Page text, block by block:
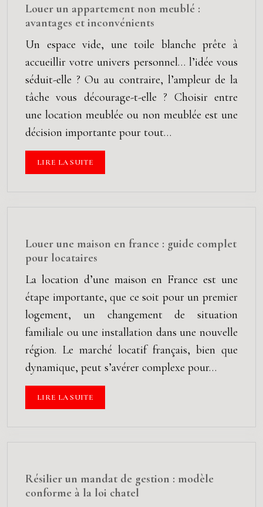
Louer un appartement non meublé :
avantages et inconvénients
Un espace vide, une toile blanche prête à
accueillir votre univers personnel… l’idée vous
séduit-elle ? Ou au contraire, l’ampleur de la
tâche vous décourage-t-elle ? Choisir entre
une location meublée ou non meublée est une
décision importante pour tout…
LIRE LA SUITE
Louer une maison en france : guide complet
pour locataires
La location d’une maison en France est une
étape importante, que ce soit pour un premier
logement, un changement de situation
familiale ou une installation dans une nouvelle
région. Le marché locatif français, bien que
dynamique, peut s’avérer complexe pour…
LIRE LA SUITE
Résilier un mandat de gestion : modèle
conforme à la loi chatel